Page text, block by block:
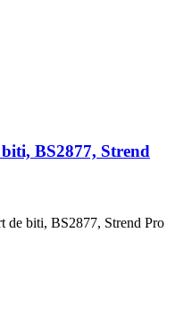
BS2877, Strend
de biti, BS2877, Strend Pro